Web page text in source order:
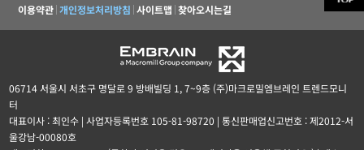
이용약관 개인정보처리방침 사이트맵 찾아오시는길
06714 서울시 서초구 명달로 9 방배빌딩 1, 7~9층 (주)마크로밀엠브레인 트렌드모니
터
대표이사 : 최인수 | 사업자등록번호 105-81-98720 | 통신판매업신고번호 : 제2012-서
울강남-00080호